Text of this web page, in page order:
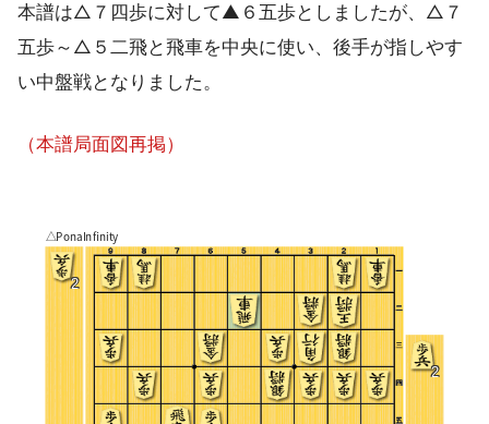
本譜は△７四歩に対して▲６五歩としましたが、△７
五歩～△５二飛と飛車を中央に使い、後手が指しやす
い中盤戦となりました。
（本譜局面図再掲）